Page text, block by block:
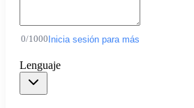
0/1000 Inicia sesión para más
Lenguaje